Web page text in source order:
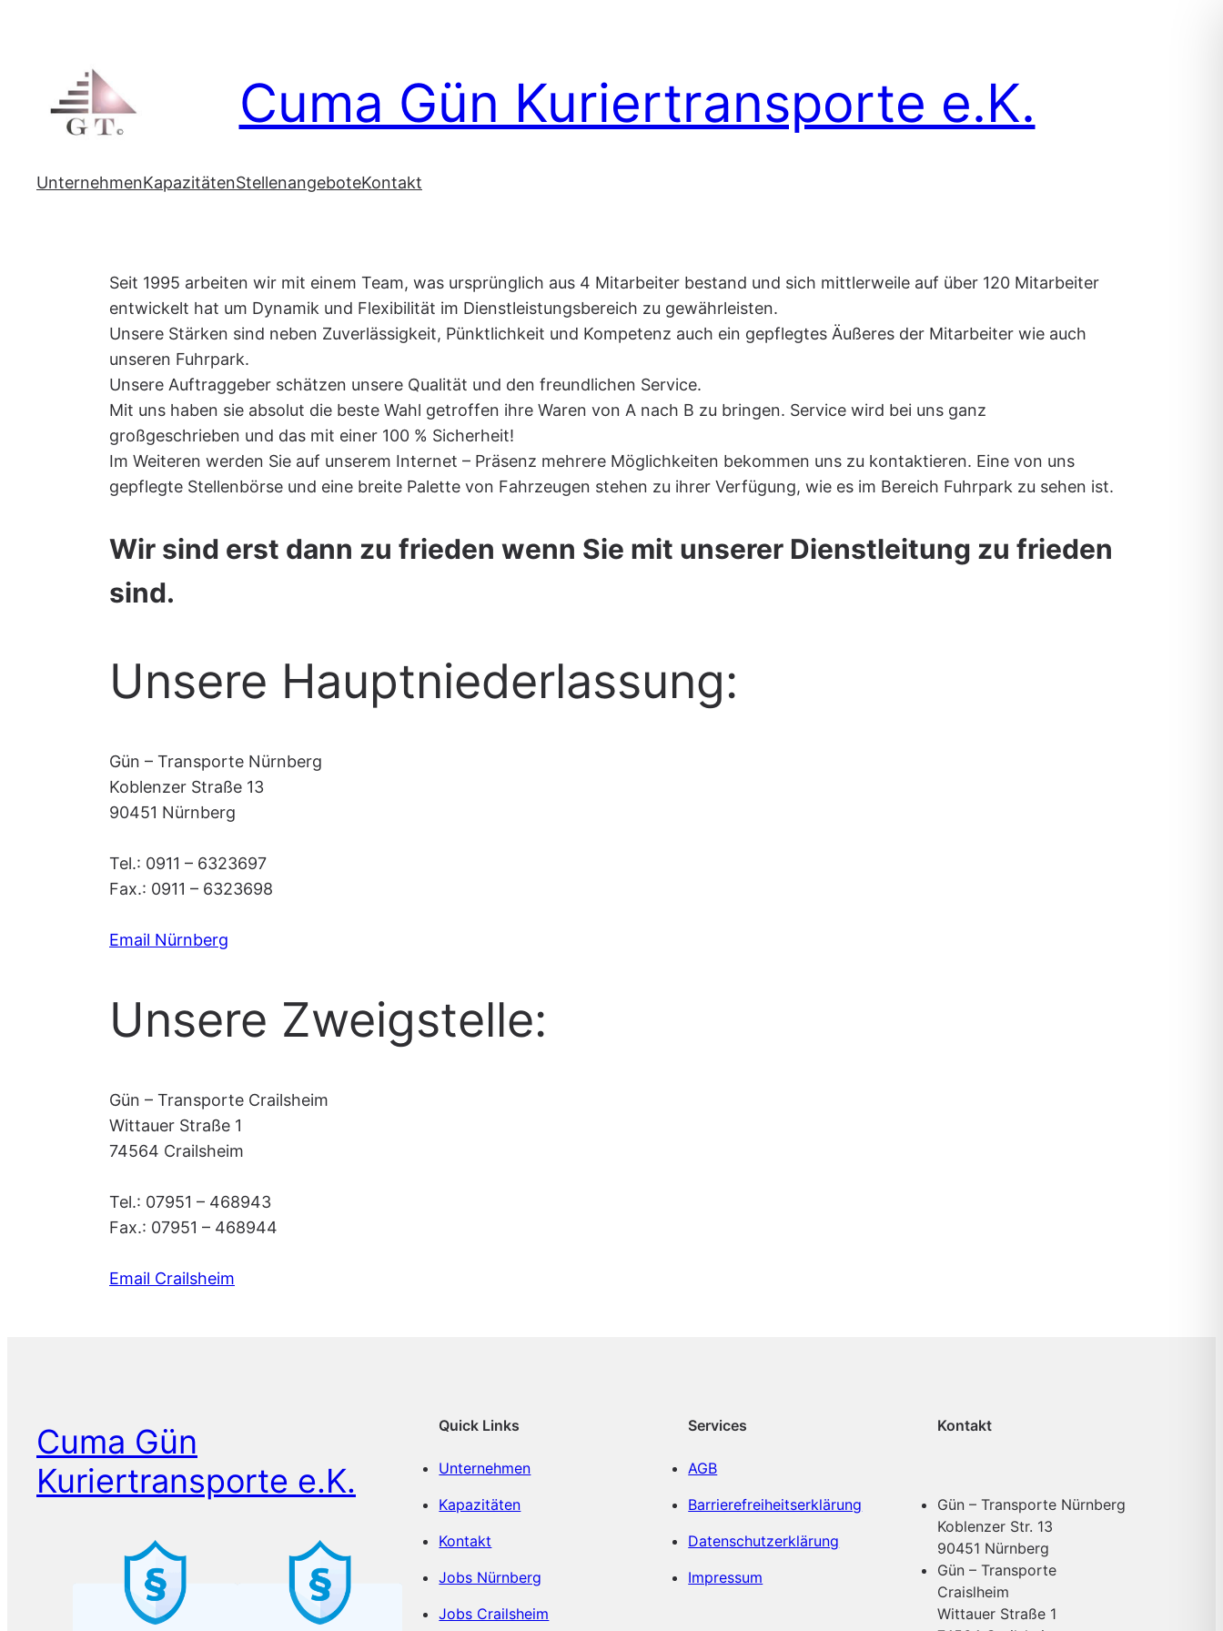
Cuma Gün Kuriertransporte e.K.
UnternehmenKapazitätenStellenangeboteKontakt
Seit 1995 arbeiten wir mit einem Team, was ursprünglich aus 4 Mitarbeiter bestand und sich mittlerweile auf über 120 Mitarbeiter
entwickelt hat um Dynamik und Flexibilität im Dienstleistungsbereich zu gewährleisten.
Unsere Stärken sind neben Zuverlässigkeit, Pünktlichkeit und Kompetenz auch ein gepflegtes Äußeres der Mitarbeiter wie auch
unseren Fuhrpark.
Unsere Auftraggeber schätzen unsere Qualität und den freundlichen Service.
Mit uns haben sie absolut die beste Wahl getroffen ihre Waren von A nach B zu bringen. Service wird bei uns ganz
großgeschrieben und das mit einer 100 % Sicherheit!
Im Weiteren werden Sie auf unserem Internet – Präsenz mehrere Möglichkeiten bekommen uns zu kontaktieren. Eine von uns
gepflegte Stellenbörse und eine breite Palette von Fahrzeugen stehen zu ihrer Verfügung, wie es im Bereich Fuhrpark zu sehen ist.
Wir sind erst dann zu frieden wenn Sie mit unserer Dienstleitung zu frieden
sind.
Unsere Hauptniederlassung:
Gün – Transporte Nürnberg
Koblenzer Straße 13
90451 Nürnberg
Tel.: 0911 – 6323697
Fax.: 0911 – 6323698
Email Nürnberg
Unsere Zweigstelle:
Gün – Transporte Crailsheim
Wittauer Straße 1
74564 Crailsheim
Tel.: 07951 – 468943
Fax.: 07951 – 468944
Email Crailsheim
Cuma Gün
Kuriertransporte e.K.
Quick Links
Unternehmen
Kapazitäten
Kontakt
Jobs Nürnberg
Jobs Crailsheim
Services
AGB
Barrierefreiheitserklärung
Datenschutzerklärung
Impressum
Kontakt
Gün – Transporte Nürnberg
Koblenzer Str. 13
90451 Nürnberg
Gün – Transporte
Craislheim
Wittauer Straße 1